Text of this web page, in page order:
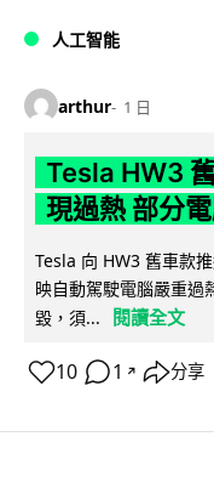
人工智能
arthur 1 日
Tesla HW3
現過熱 部分
Tesla 向 HW3 舊車款
映自動駕駛電腦嚴重過
毀，須...
閱讀全文
10 1 ↗ 分享